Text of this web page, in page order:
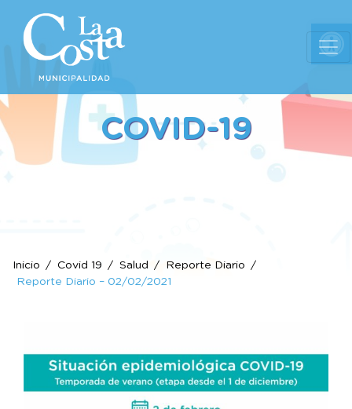
COVID-19
Inicio Covid 19 Salud
Reporte Diario
Reporte Diario – 02/02/2021